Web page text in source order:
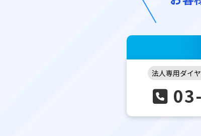
法人専用ダイ